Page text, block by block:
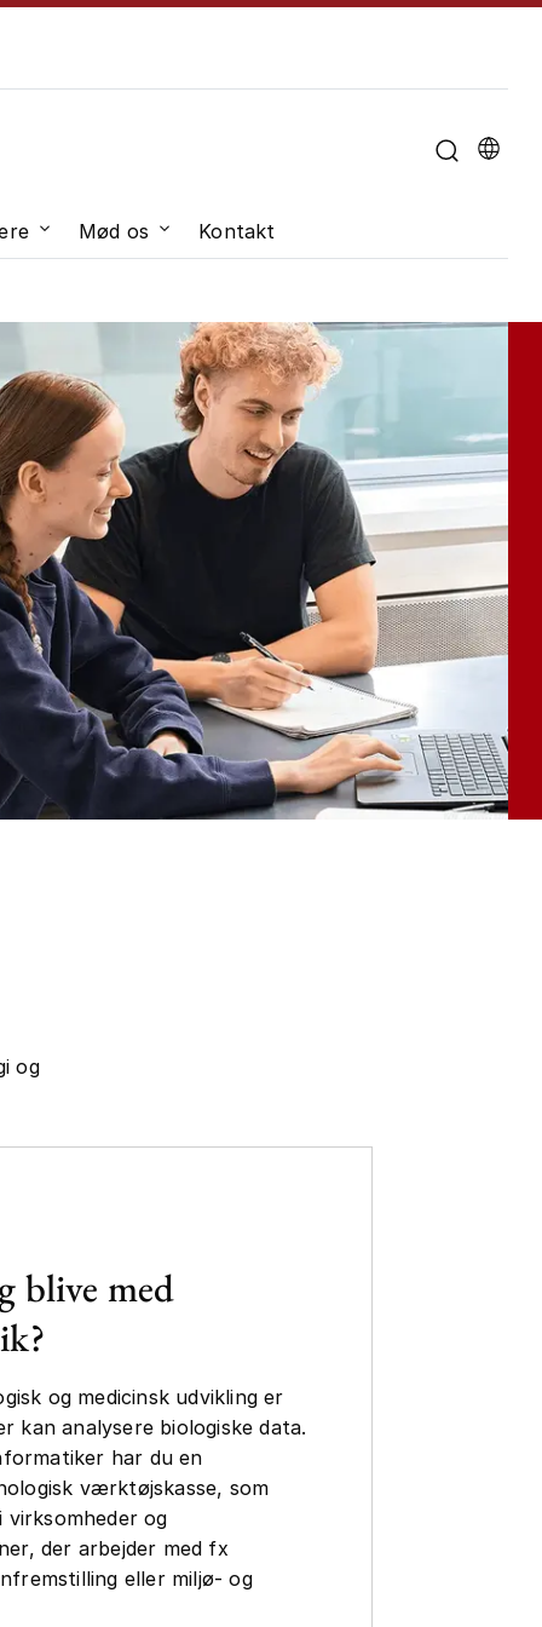
Undermenu til "Job og karriere"
Mød os Undermenu til "Mød os"
Kontakt
og
blive med
og medicinsk udvikling er
kan analysere biologiske data.
har du en
værktøjskasse, som
virksomheder og
der arbejder med fx
eller miljø- og